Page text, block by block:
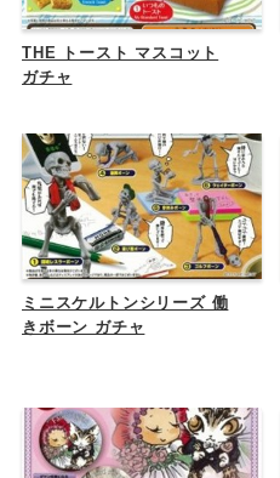
THE トースト マスコット
ガチャ
ミニスケルトンシリーズ 働
きボーン ガチャ